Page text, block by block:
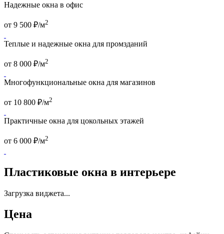
Надежные окна в офис
от 9 500 ₽/м2
Теплые и надежные окна для промзданий
от 8 000 ₽/м2
Многофункциональные окна для магазинов
от 10 800 ₽/м2
Практичные окна для цокольных этажей
от 6 000 ₽/м2
Пластиковые окна в интерьере
Загрузка виджета...
Цена